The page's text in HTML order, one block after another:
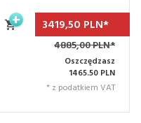
3419,50 PLN*
4885,00 PLN*
Oszczędzasz
1465.50 PLN
* z podatkiem VAT